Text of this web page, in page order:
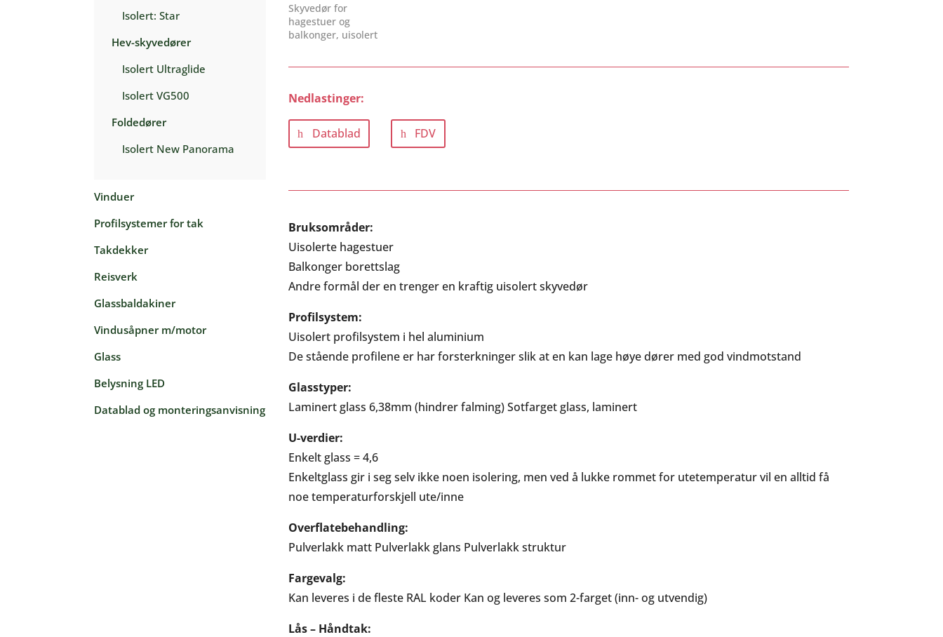
Isolert: Star
Hev-skyvedører
Isolert Ultraglide
Isolert VG500
Foldedører
Isolert New Panorama
Vinduer
Profilsystemer for tak
Takdekker
Reisverk
Glassbaldakiner
Vindusåpner m/motor
Glass
Belysning LED
Datablad og monteringsanvisning
Skyvedør for
hagestuer og
balkonger, uisolert
Nedlastinger:
Datablad FDV
Bruksområder:
Uisolerte hagestuer
Balkonger borettslag
Andre formål der en trenger en kraftig uisolert skyvedør
Profilsystem:
Uisolert profilsystem i hel aluminium
De stående profilene er har forsterkninger slik at en kan lage høye dører med god vindmotstand
Glasstyper:
Laminert glass 6,38mm (hindrer falming) Sotfarget glass, laminert
U-verdier:
Enkelt glass = 4,6
Enkeltglass gir i seg selv ikke noen isolering, men ved å lukke rommet for utetemperatur vil en alltid få
noe temperaturforskjell ute/inne
Overflatebehandling:
Pulverlakk matt Pulverlakk glans Pulverlakk struktur
Fargevalg:
Kan leveres i de fleste RAL koder Kan og leveres som 2-farget (inn- og utvendig)
Lås – Håndtak: